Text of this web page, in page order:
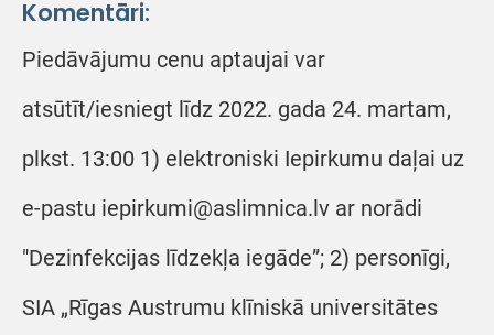
Komentāri:
Piedāvājumu cenu aptaujai var
atsūtīt/iesniegt līdz 2022. gada 24. martam,
plkst. 13:00 1) elektroniski Iepirkumu daļai uz
e-pastu iepirkumi@aslimnica.lv ar norādi
"Dezinfekcijas līdzekļa iegāde”; 2) personīgi,
SIA „Rīgas Austrumu klīniskā universitātes